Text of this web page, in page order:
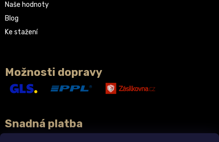
Naše hodnoty
Blog
Ke stažení
Možnosti dopravy
Snadná platba